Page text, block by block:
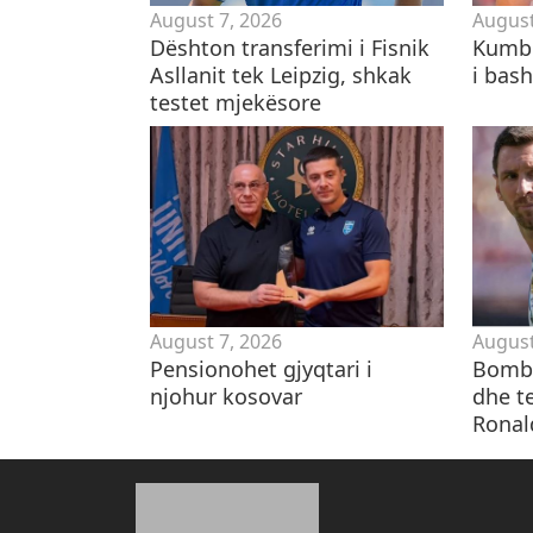
August 7, 2026
Dështon transferimi i Fisnik
Asllanit tek Leipzig, shkak
testet mjekësore
i
August 7, 2026
Pensionohet gjyqtari i
njohur kosovar
dhe